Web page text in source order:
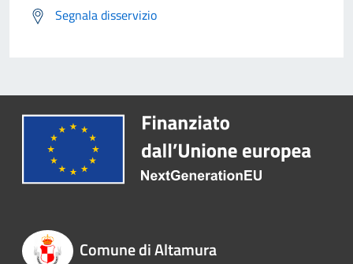
Segnala disservizio
Comune di Altamura